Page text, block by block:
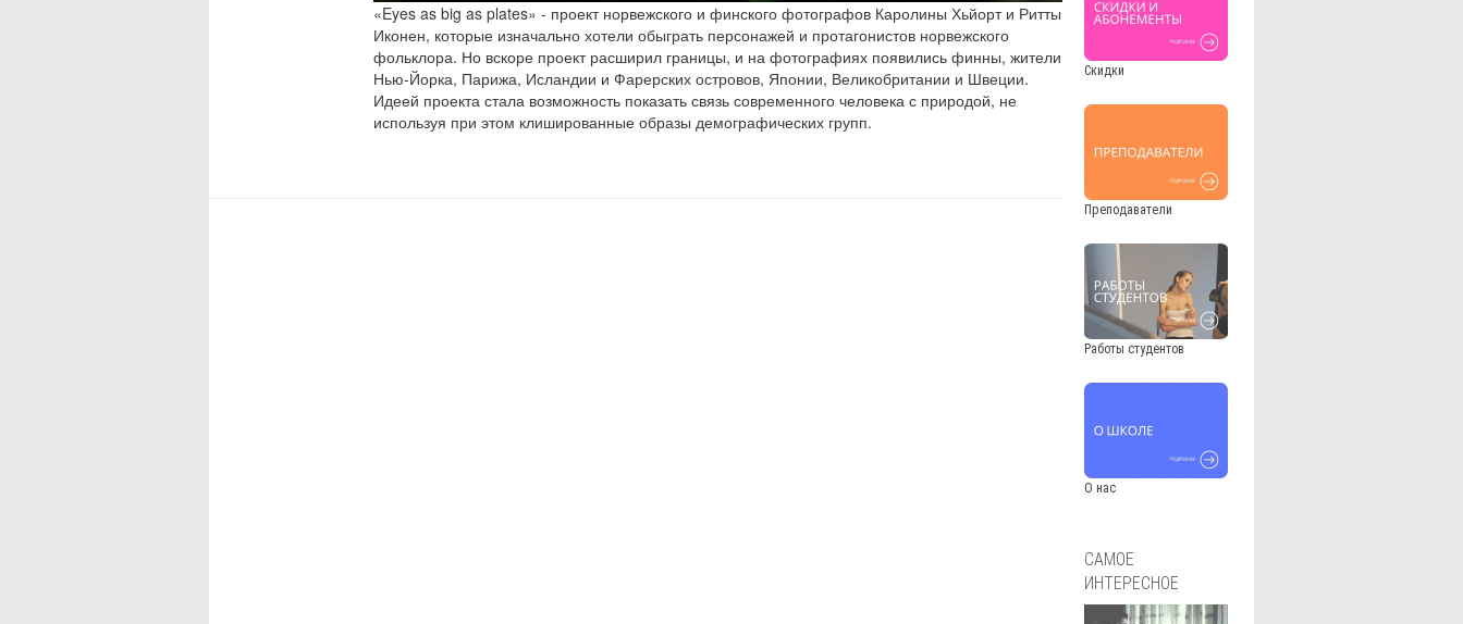
«Eyes as big as plates» - проект норвежского и финского фотографов Каролины Хьйорт и Ритты
Иконен, которые изначально хотели обыграть персонажей и протагонистов норвежского
фольклора. Но вскоре проект расширил границы, и на фотографиях появились финны, жители
Нью-Йорка, Парижа, Исландии и Фарерских островов, Японии, Великобритании и Швеции.
Идеей проекта стала возможность показать связь современного человека с природой, не
используя при этом клишированные образы демографических групп.
Скидки
Преподаватели
Работы студентов
О нас
САМОЕ
ИНТЕРЕСНОЕ